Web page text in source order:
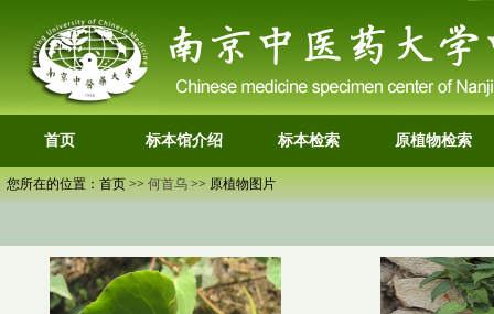
首页 标本馆介绍 标本检索 原植物检索
您所在的位置：首页 >> 何首乌 >> 原植物图片